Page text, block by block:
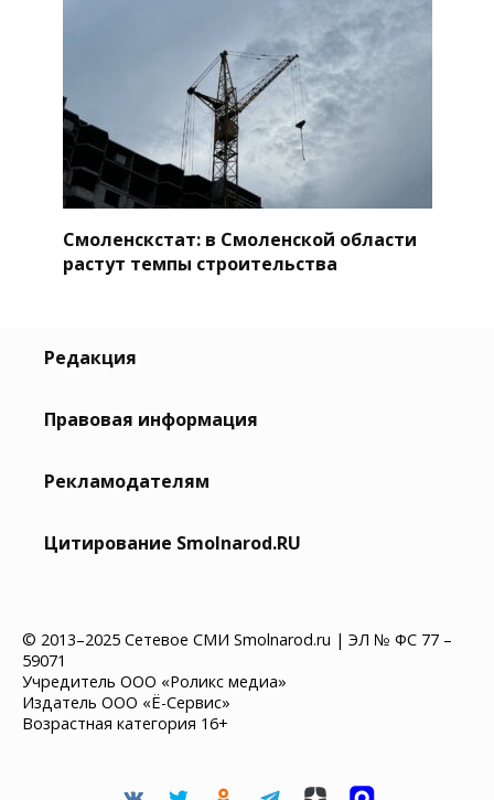
Смоленскстат: в Смоленской области
растут темпы строительства
Редакция
Правовая информация
Рекламодателям
Цитирование Smolnarod.RU
© 2013–2025 Сетевое СМИ Smolnarod.ru | ЭЛ № ФС 77 –
59071
Учредитель ООО «Роликс медиа»
Издатель ООО «Ё-Сервис»
Возрастная категория 16+